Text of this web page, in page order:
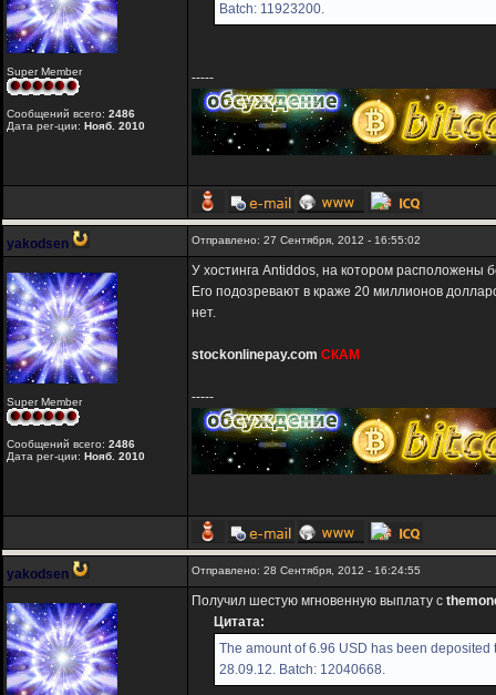
Super Member
Сообщений всего: 2486
Дата рег-ции: Нояб. 2010
Batch: 11923200.
-----
yakodsen Отправлено: 27 Сентября, 2012 - 16:55:02
Super Member
Сообщений всего: 2486
Дата рег-ции: Нояб. 2010
У хостинга Antiddos, на котором расположены
Его подозревают в краже 20 миллионов
нет.
stockonlinepay.com СКАМ
-----
yakodsen Отправлено: 28 Сентября, 2012 - 16:24:55
Получил шестую мгновенную выплату с
Цитата:
The amount of 6.96 USD has been
28.09.12. Batch: 12040668.